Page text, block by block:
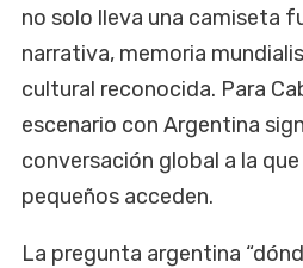
no solo lleva una camiseta
narrativa, memoria
cultural reconocida. Para
escenario con Argentina
conversación global a la
pequeños acceden.
La pregunta argentina